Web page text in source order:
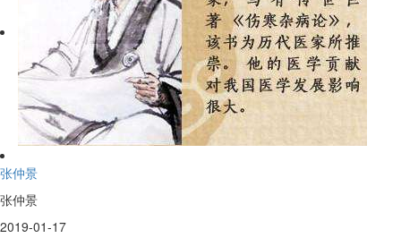
张仲景
张仲景
2019-01-17